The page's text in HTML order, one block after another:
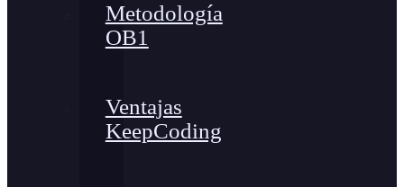
Metodología
OB1
Ventajas
KeepCoding